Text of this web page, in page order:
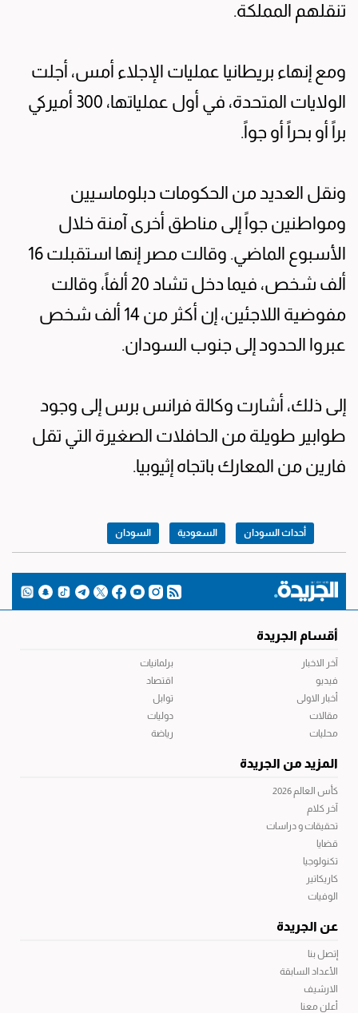
تنقلهم المملكة.
ومع إنهاء بريطانيا عمليات الإجلاء أمس، أجلت
الولايات المتحدة، في أول عملياتها، 300 أميركي
براً أو بحراً أو جواً.
ونقل العديد من الحكومات دبلوماسيين
ومواطنين جواً إلى مناطق أخرى آمنة خلال
الأسبوع الماضي. وقالت مصر إنها استقبلت 16
ألف شخص، فيما دخل تشاد 20 ألفاً، وقالت
مفوضية اللاجئين، إن أكثر من 14 ألف شخص
عبروا الحدود إلى جنوب السودان.
إلى ذلك، أشارت وكالة فرانس برس إلى وجود
طوابير طويلة من الحافلات الصغيرة التي تقل
فارين من المعارك باتجاه إثيوبيا.
أحداث السودان السعودية السودان
أقسام الجريدة
آخر الاخبار
فيديو
أخبار الاولى
مقالات
محليات
برلمانيات
اقتصاد
توابل
دوليات
رياضة
المزيد من الجريدة
كأس العالم 2026
آخر كلام
تحقيقات و دراسات
قضايا
تكنولوجيا
كاريكاتير
الوفيات
عن الجريدة
إتصل بنا
الأعداد السابقة
الارشيف
أعلن معنا